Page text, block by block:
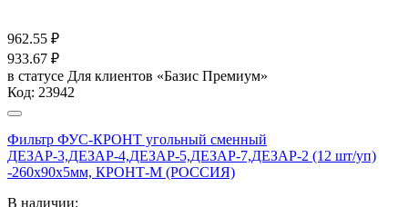
962.55 ₽
933.67 ₽
в статусе Для клиентов «Базис Премиум»
Код: 23942
Фильтр ФУС-КРОНТ угольный сменный
ДЕЗАР-3,ДЕЗАР-4,ДЕЗАР-5,ДЕЗАР-7,ДЕЗАР-2 (12 шт/уп)
-260х90х5мм, КРОНТ-М (РОССИЯ)
В наличии: